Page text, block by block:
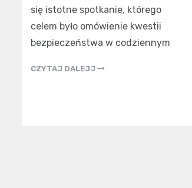
się istotne spotkanie, którego
celem było omówienie kwestii
bezpieczeństwa w codziennym
CZYTAJ DALEJJ